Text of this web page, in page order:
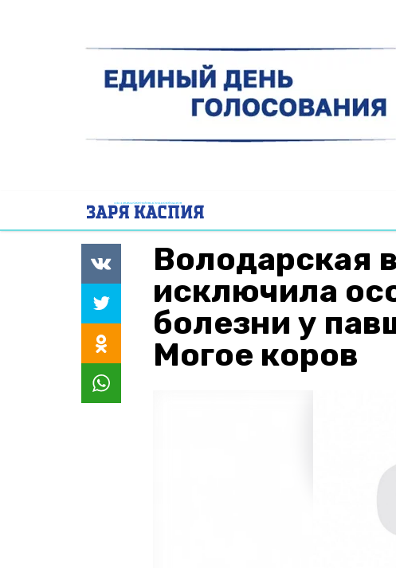
Володарская
исключила
болезни у
Могое коров